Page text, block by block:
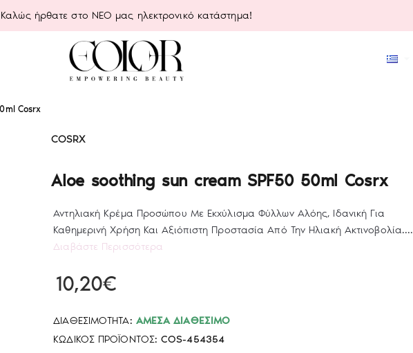
Καλώς ήρθατε στο ΝΕΟ μας ηλεκτρονικό κατάστημα!
Cosrx
COSRX
Aloe soothing sun cream SPF50 50ml Cosrx
Αντηλιακή Κρέμα Προσώπου Με Εκχύλισμα Φύλλων Αλόης, Ιδανική Για
Καθημερινή Χρήση Και Αξιόπιστη Προστασία Από Την Ηλιακή Ακτινοβολία....
Διαβάστε Περισσότερα
ΔΙΑΘΕΣΙΜΌΤΗΤΑ: ΆΜΕΣΑ ΔΙΑΘΈΣΙΜΟ
ΚΩΔΙΚΌΣ ΠΡΟΪΌΝΤΟΣ: COS-454354
10,20€